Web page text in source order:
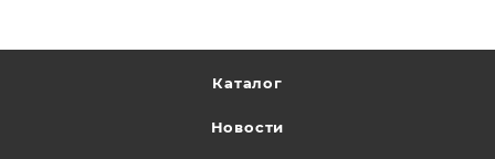
Каталог
Новости